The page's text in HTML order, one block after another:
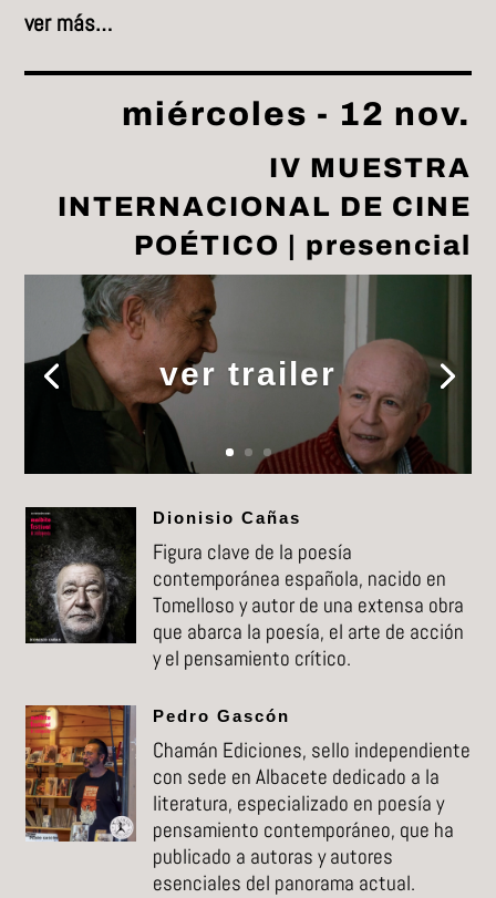
ver más…
miércoles - 12 nov.
IV MUESTRA
INTERNACIONAL DE CINE
POÉTICO | presencial
ver trailer
Dionisio Cañas
Figura clave de la poesía
contemporánea española, nacido en
Tomelloso y autor de una extensa obra
que abarca la poesía, el arte de acción
y el pensamiento crítico.
Pedro Gascón
Chamán Ediciones, sello independiente
con sede en Albacete dedicado a la
literatura, especializado en poesía y
pensamiento contemporáneo, que ha
publicado a autoras y autores
esenciales del panorama actual.